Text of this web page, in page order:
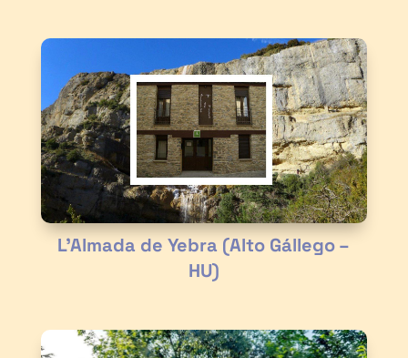
L’Almada de Yebra (Alto Gállego –
HU)